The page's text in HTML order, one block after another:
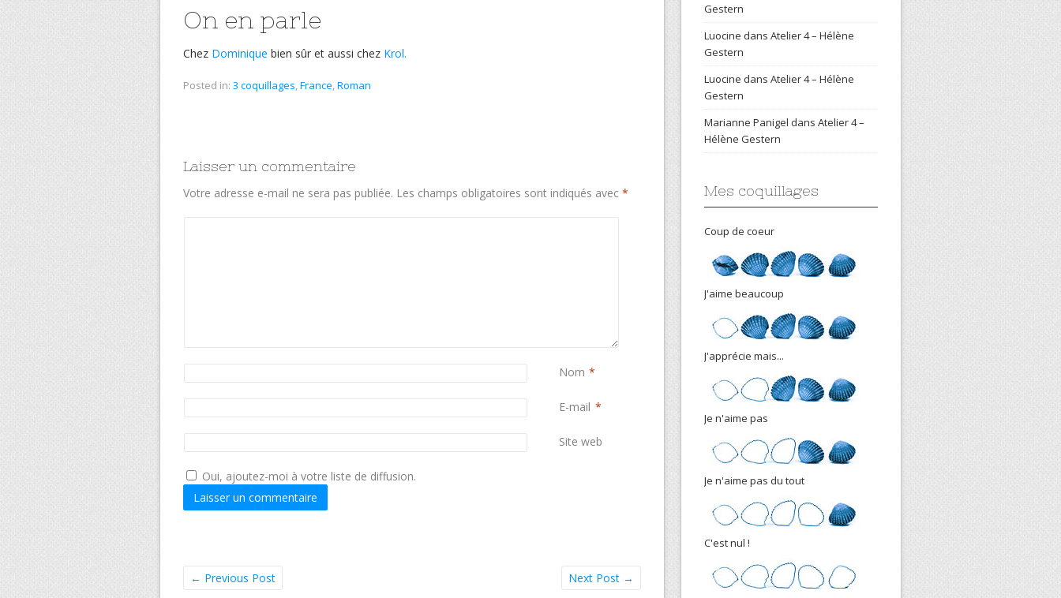
On en parle
Chez Dominique bien sûr et aussi chez Krol.
Posted in: 3 coquillages,France,Roman
Laisser un commentaire
Votre adresse e-mail ne sera pas publiée. Les champs obligatoires sont indiqués avec *
Nom *
E-mail *
Site web
Oui, ajoutez-moi à votre liste de diffusion.
← Previous Post Next Post →
Gestern
Luocine dans Atelier 4 – Hélène
Gestern
Luocine dans Atelier 4 – Hélène
Gestern
Marianne Panigel dans Atelier 4 –
Hélène Gestern
Mes coquillages
Coup de coeur
J'aime beaucoup
J'apprécie mais...
Je n'aime pas
Je n'aime pas du tout
C'est nul !